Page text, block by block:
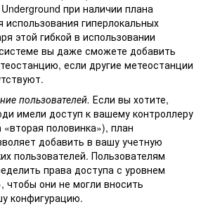
при наличии плана
использования гиперлокальных
этой гибкой в использовании
вы даже сможете добавить
если другие метеостанции
пользователей. Если вы хотите,
имели доступ к вашему контроллеру
половинка»), план
добавить в вашу учетную
пользователей. Пользователям
права доступа с уровнем
чтобы они не могли вносить
конфигурацию.